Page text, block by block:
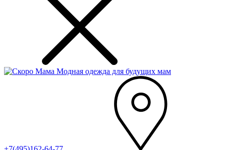
Модная одежда для будущих мам